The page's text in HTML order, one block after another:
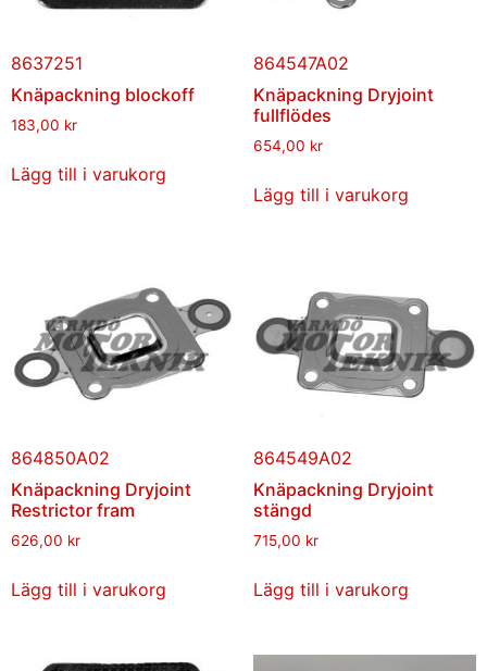
8637251
Knäpackning blockoff
183,00 kr
Lägg till i varukorg
864547A02
Knäpackning Dryjoint
fullflödes
654,00 kr
Lägg till i varukorg
864850A02
Knäpackning Dryjoint
Restrictor fram
626,00 kr
Lägg till i varukorg
864549A02
Knäpackning Dryjoint
stängd
715,00 kr
Lägg till i varukorg